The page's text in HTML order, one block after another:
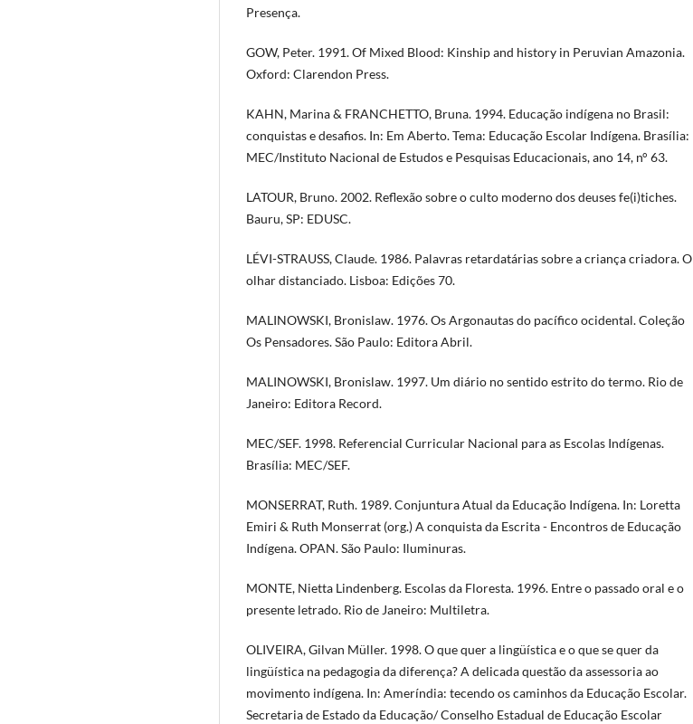
Presença.
GOW, Peter. 1991. Of Mixed Blood: Kinship and history in Peruvian Amazonia.
Oxford: Clarendon Press.
KAHN, Marina & FRANCHETTO, Bruna. 1994. Educação indígena no Brasil:
conquistas e desafios. In: Em Aberto. Tema: Educação Escolar Indígena. Brasília:
MEC/Instituto Nacional de Estudos e Pesquisas Educacionais, ano 14, n° 63.
LATOUR, Bruno. 2002. Reflexão sobre o culto moderno dos deuses fe(i)tiches.
Bauru, SP: EDUSC.
LÉVI-STRAUSS, Claude. 1986. Palavras retardatárias sobre a criança criadora. O
olhar distanciado. Lisboa: Edições 70.
MALINOWSKI, Bronislaw. 1976. Os Argonautas do pacífico ocidental. Coleção
Os Pensadores. São Paulo: Editora Abril.
MALINOWSKI, Bronislaw. 1997. Um diário no sentido estrito do termo. Rio de
Janeiro: Editora Record.
MEC/SEF. 1998. Referencial Curricular Nacional para as Escolas Indígenas.
Brasília: MEC/SEF.
MONSERRAT, Ruth. 1989. Conjuntura Atual da Educação Indígena. In: Loretta
Emiri & Ruth Monserrat (org.) A conquista da Escrita - Encontros de Educação
Indígena. OPAN. São Paulo: Iluminuras.
MONTE, Nietta Lindenberg. Escolas da Floresta. 1996. Entre o passado oral e o
presente letrado. Rio de Janeiro: Multiletra.
OLIVEIRA, Gilvan Müller. 1998. O que quer a lingüística e o que se quer da
lingüística na pedagogia da diferença? A delicada questão da assessoria ao
movimento indígena. In: Ameríndia: tecendo os caminhos da Educação Escolar.
Secretaria de Estado da Educação/ Conselho Estadual de Educação Escolar